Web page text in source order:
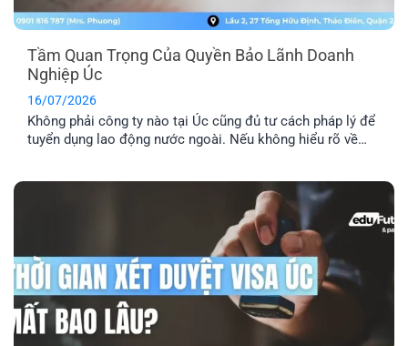
Tầm Quan Trọng Của Quyền Bảo Lãnh Doanh
Nghiệp Úc
16/07/2026
Không phải công ty nào tại Úc cũng đủ tư cách pháp lý để
tuyển dụng lao động nước ngoài. Nếu không hiểu rõ về